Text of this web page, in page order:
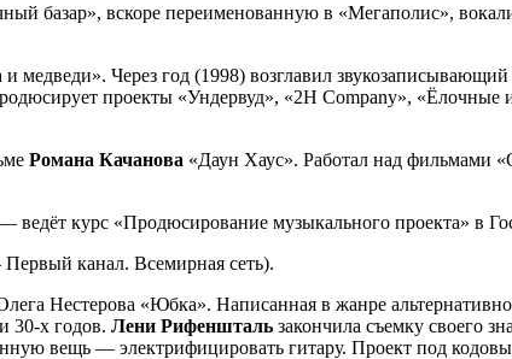
базар», вскоре переименованную в «Мегаполис»,
медведи». Через год (1998) возглавил
проекты «Ундервуд», «2H Company»,
Романа Качанова «Даун Хаус». Работал над фильмами
ведёт курс «Продюсирование музыкального проекта» в
канал. Всемирная сеть).
Нестерова «Юбка». Написанная в жанре
30-х годов. Лени Рифеншталь закончила съемку своего
вещь — электрифицировать гитару. Проект под